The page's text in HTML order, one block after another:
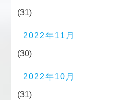
(31)
2022年11月
(30)
2022年10月
(31)